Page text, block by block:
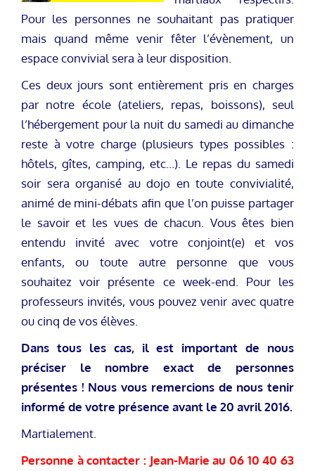
Pour les personnes ne souhaitant pas pratiquer
mais quand même venir fêter l’évènement, un
espace convivial sera à leur disposition.
Ces deux jours sont entièrement pris en charges
par notre école (ateliers, repas, boissons), seul
l’hébergement pour la nuit du samedi au dimanche
reste à votre charge (plusieurs types possibles :
hôtels, gîtes, camping, etc…). Le repas du samedi
soir sera organisé au dojo en toute convivialité,
animé de mini-débats afin que l’on puisse partager
le savoir et les vues de chacun. Vous êtes bien
entendu invité avec votre conjoint(e) et vos
enfants, ou toute autre personne que vous
souhaitez voir présente ce week-end. Pour les
professeurs invités, vous pouvez venir avec quatre
ou cinq de vos élèves.
Dans tous les cas, il est important de nous
préciser le nombre exact de personnes
présentes ! Nous vous remercions de nous tenir
informé de votre présence avant le 20 avril 2016.
Martialement.
Personne à contacter : Jean-Marie au 06 10 40 63